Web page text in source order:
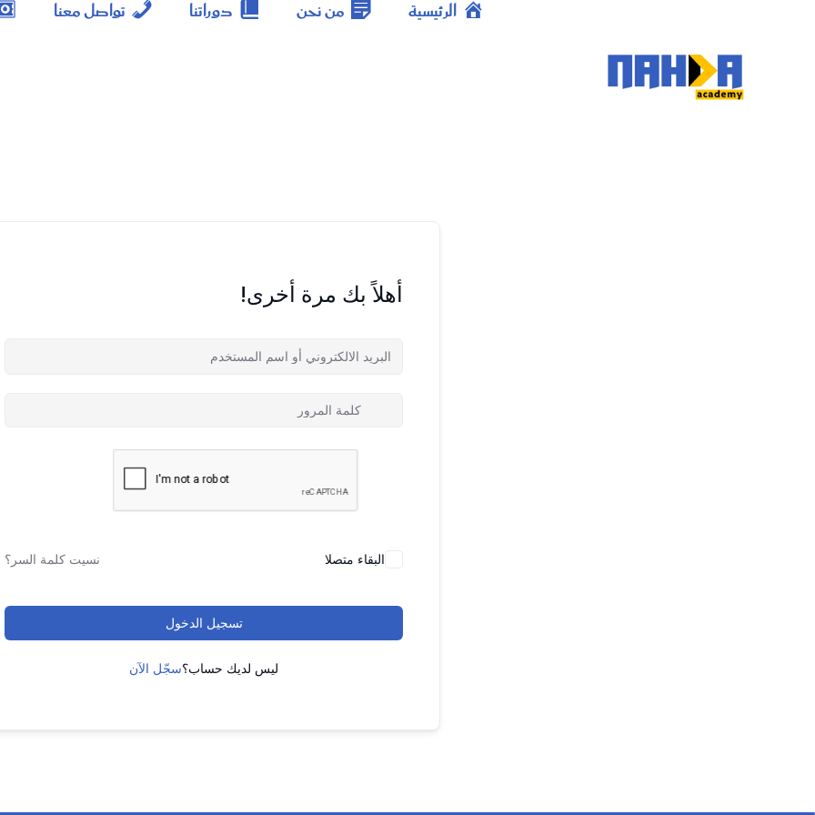
الرئيسية من نحن دوراتنا تواصل معنا
أهلاً بك مرة أخرى!
البقاء متصلا نسيت كلمة السر؟
تسجيل الدخول
ليس لديك حساب؟سجّل الآن